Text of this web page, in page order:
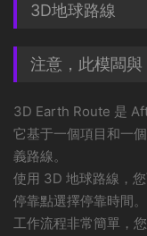
3D地球路線
注意，此模闆
3D Earth Route 是
它基于一個項目和一
義路線。
使用 3D 地球路線，
停靠點選擇停靠時間。
工作流程非常簡單，